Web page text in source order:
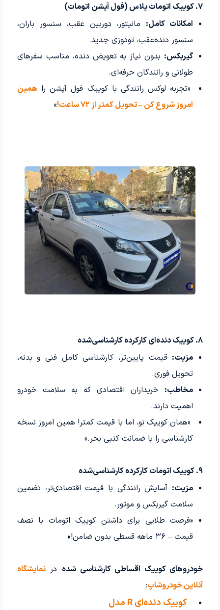
۷. کوییک اتومات پلاس (فول آپشن اتومات)
امکانات کامل: مانیتور، دوربین عقب، سنسور باران،
سنسور دنده‌عقب، تودوزی جدید.
گیربکس: بدون نیاز به تعویض دنده، مناسب سفرهای
طولانی و رانندگان حرفه‌ای.
«تجربه لوکس رانندگی با کوییک فول آپشن را همین
امروز شروع کن – تحویل کمتر از ۷۲ ساعت!
»
۸. کوییک دنده‌ای کارکرده کارشناسی‌شده
مزیت: قیمت پایین‌تر، کارشناسی کامل فنی و بدنه،
تحویل فوری.
مخاطب: خریداران اقتصادی که به سلامت خودرو
اهمیت دارند.
«همان کوییک نو، اما با قیمت کمتر! همین امروز نسخه
کارشناسی را با ضمانت کتبی بخر.»
۹. کوییک اتومات کارکرده کارشناسی‌شده
مزیت: آسایش رانندگی با قیمت اقتصادی‌تر، تضمین
سلامت گیربکس و موتور.
«فرصت طلایی برای داشتن کوییک اتومات با نصف
قیمت – ۳۶ ماهه قسطی بدون ضامن!»
خودروهای کوییک اقساطی کارشناسی شده درنمایشگاه
آنلاین خودروشاپ:
کوییک دنده‌ای R مدل